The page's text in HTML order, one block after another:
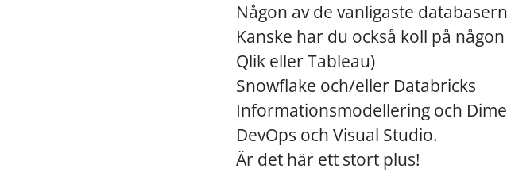
Någon av de vanligaste
Kanske har du också koll på
Qlik eller Tableau)
Snowflake och/eller Databricks
Informationsmodellering och
DevOps och Visual Studio.
Är det här ett stort plus!